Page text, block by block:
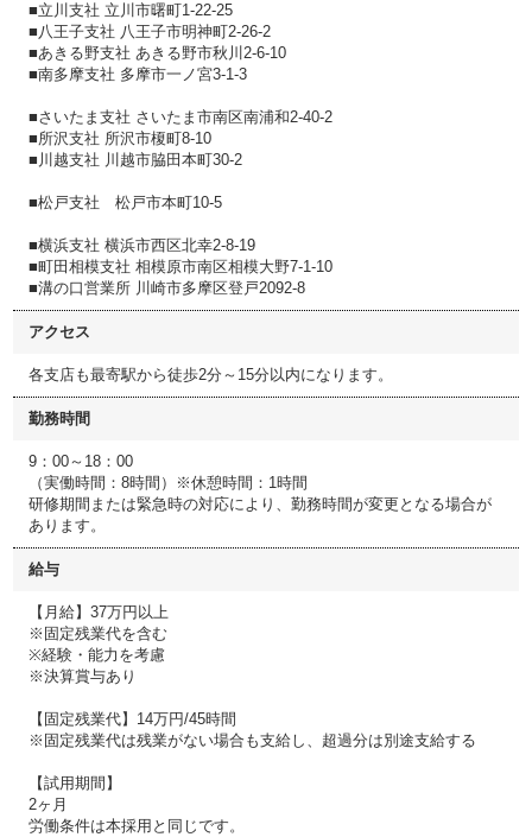
■立川支社 立川市曙町1-22-25
■八王子支社 八王子市明神町2-26-2
■あきる野支社 あきる野市秋川2-6-10
■南多摩支社 多摩市一ノ宮3-1-3
■さいたま支社 さいたま市南区南浦和2-40-2
■所沢支社 所沢市榎町8-10
■川越支社 川越市脇田本町30-2
■松戸支社 松戸市本町10-5
■横浜支社 横浜市西区北幸2-8-19
■町田相模支社 相模原市南区相模大野7-1-10
■溝の口営業所 川崎市多摩区登戸2092-8
アクセス
各支店も最寄駅から徒歩2分～15分以内になります。
勤務時間
9：00～18：00
（実働時間：8時間）※休憩時間：1時間
研修期間または緊急時の対応により、勤務時間が変更となる場合が
あります。
給与
【月給】37万円以上
※固定残業代を含む
※経験・能力を考慮
※決算賞与あり
【固定残業代】14万円/45時間
※固定残業代は残業がない場合も支給し、超過分は別途支給する
【試用期間】
2ヶ月
労働条件は本採用と同じです。